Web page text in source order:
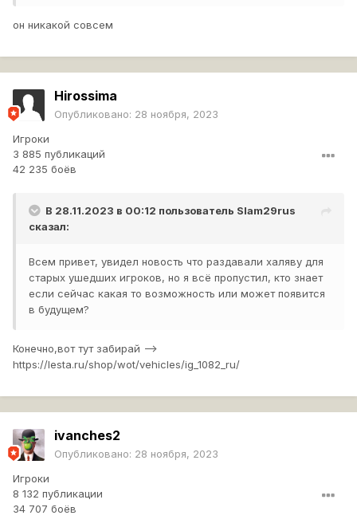
он никакой совсем
Hirossima
Опубликовано: 28 ноября, 2023
Игроки
3 885 публикаций
42 235 боёв
В 28.11.2023 в 00:12 пользователь Slam29rus
сказал:
Всем привет, увидел новость что раздавали халяву для
старых ушедших игроков, но я всё пропустил, кто знает
если сейчас какая то возможность или может появится
в будущем?
Конечно,вот тут забирай -->
https://lesta.ru/shop/wot/vehicles/ig_1082_ru/
ivanches2
Опубликовано: 28 ноября, 2023
Игроки
8 132 публикации
34 707 боёв